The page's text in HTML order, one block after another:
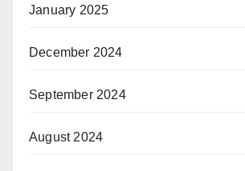
January 2025
December 2024
September 2024
August 2024